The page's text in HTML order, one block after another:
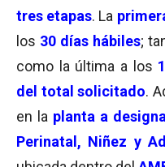
tres etapas. La
los 30 días hábiles;
como la última a los
del total solicitado.
en la planta a
Perinatal, Niñez y